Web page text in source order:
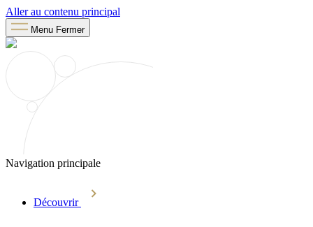
Aller au contenu principal
Menu Fermer
Navigation principale
Découvrir